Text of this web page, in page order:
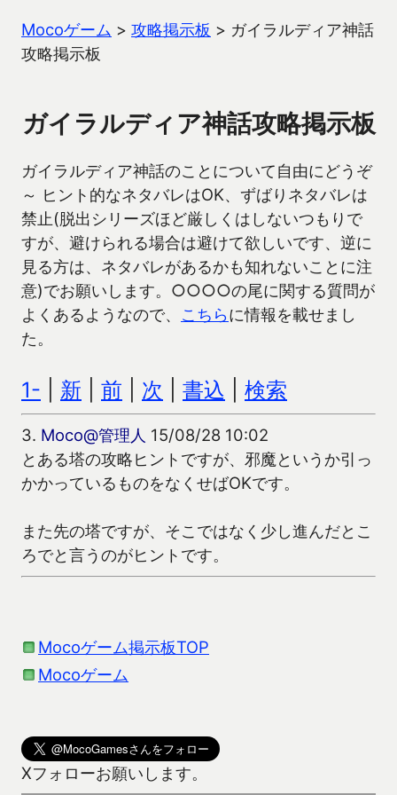
Mocoゲーム > 攻略掲示板 > ガイラルディア神話
攻略掲示板
ガイラルディア神話攻略掲示板
ガイラルディア神話のことについて自由にどうぞ
～ ヒント的なネタバレはOK、ずばりネタバレは
禁止(脱出シリーズほど厳しくはしないつもりで
すが、避けられる場合は避けて欲しいです、逆に
見る方は、ネタバレがあるかも知れないことに注
意)でお願いします。○○○○の尾に関する質問が
よくあるようなので、 こちらに情報を載せまし
た。
1- 新 前 次 書込 検索
3. Moco@管理人 15/08/28 10:02
とある塔の攻略ヒントですが、邪魔というか引っ
かかっているものをなくせばOKです。
また先の塔ですが、そこではなく少し進んだとこ
ろでと言うのがヒントです。
Mocoゲーム掲示板TOP
Mocoゲーム
Xフォローお願いします。